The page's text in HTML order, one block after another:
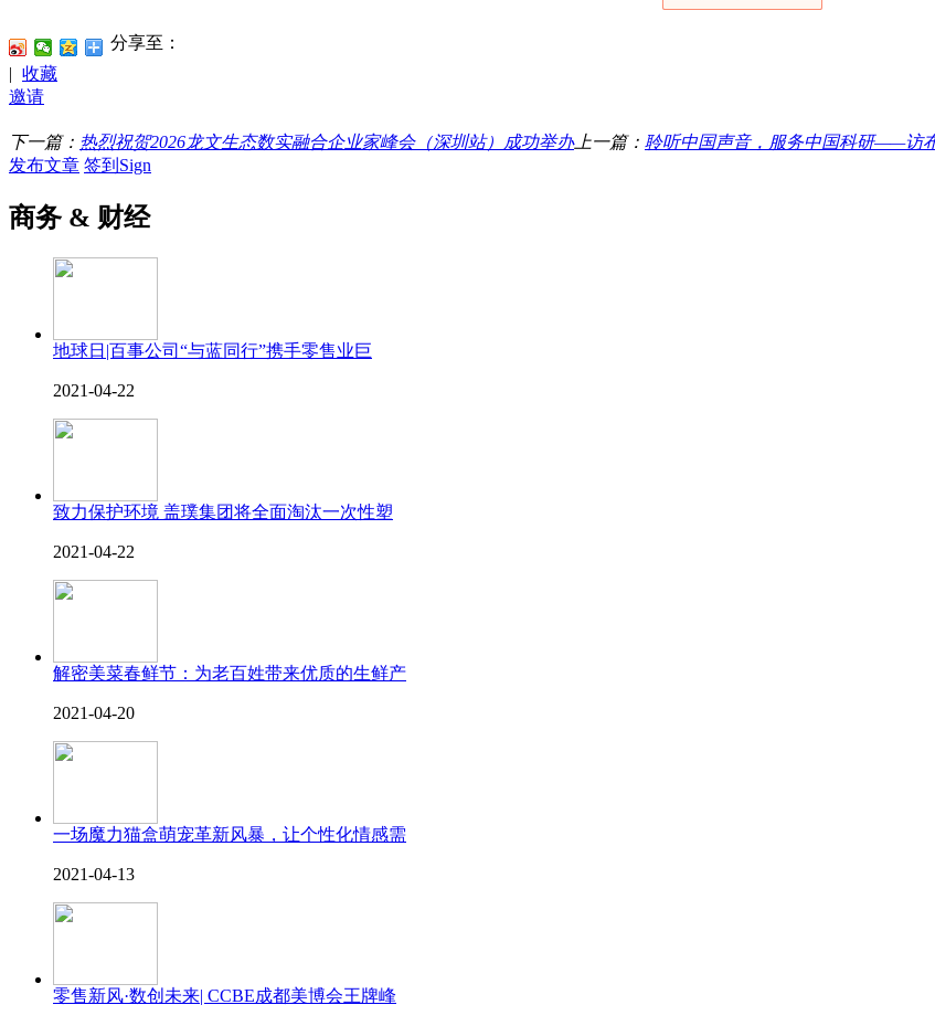
分享至：
| 收藏
邀请
下一篇： 热烈祝贺2026龙文生态数实融合企业家峰会（深圳站）成功举办上一篇： 聆听中国声音，服务中国科研——访
发布文章 签到Sign
商务 & 财经
地球日|百事公司“与蓝同行”携手零售业巨
2021-04-22
致力保护环境 盖璞集团将全面淘汰一次性塑
2021-04-22
解密美菜春鲜节：为老百姓带来优质的生鲜产
2021-04-20
一场魔力猫盒萌宠革新风暴，让个性化情感需
2021-04-13
零售新风·数创未来| CCBE成都美博会王牌峰